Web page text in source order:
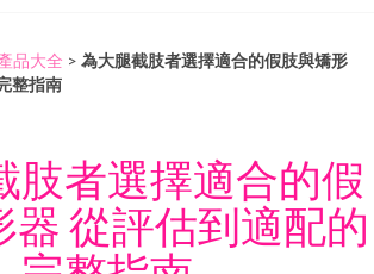
品大全 > 為大腿截肢者選擇適合的假肢與矯形
整指南
肢者選擇適合的假
器 從評估到適配的